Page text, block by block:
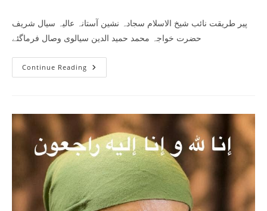
پیر طریقت نائب شیخ الاسلام سجادہ نشین آستانہ عالیہ سیال شریف
حضرت خواجہ محمد حمید الدین سیالوی وصال فرماگئے
Continue Reading Sial
Sharif
Hamiduddin
Sialvi
R.A